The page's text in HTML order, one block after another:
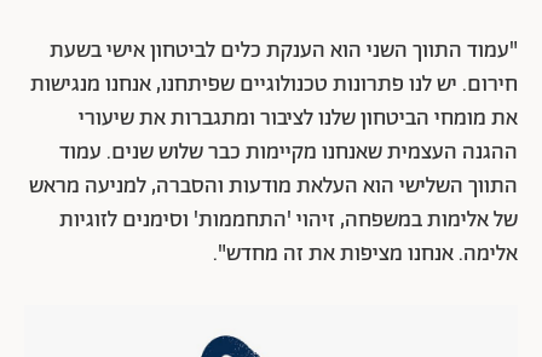
"עמוד התווך השני הוא הענקת כלים לביטחון אישי בשעת
חירום. יש לנו פתרונות טכנולוגיים שפיתחנו, אנחנו מנגישות
את מומחי הביטחון שלנו לציבור ומתגברות את שיעורי
ההגנה העצמית שאנחנו מקיימות כבר שלוש שנים. עמוד
התווך השלישי הוא העלאת מודעות והסברה, למניעה מראש
של אלימות במשפחה, זיהוי 'התחממות' וסימנים לזוגיות
אלימה. אנחנו מציפות את זה מחדש".